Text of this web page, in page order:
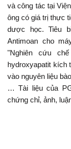
và công tác tại
ông có giá trị thực
dược học. Tiêu
Antimoan cho
"Nghiên cứu
hydroxyapatit kích
vào nguyên liệu
… Tài liệu của
chứng chỉ, ảnh,